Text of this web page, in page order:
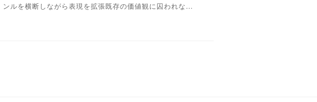
ンルを横断しながら表現を拡張既存の価値観に囚われな…